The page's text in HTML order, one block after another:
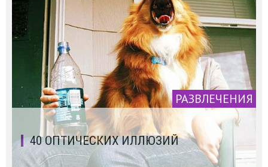
РАЗВЛЕЧЕНИЯ
40 ОПТИЧЕСКИХ ИЛЛЮЗИЙ